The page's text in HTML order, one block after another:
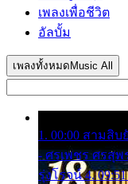
เพลงเพื่อชีวิต
อัลบั้ม
เพลงทั้งหมด Music All
1. 00:00 สามสิ
- ศรเพชร ศรสุพ
รุ่งโรจน์ 4.